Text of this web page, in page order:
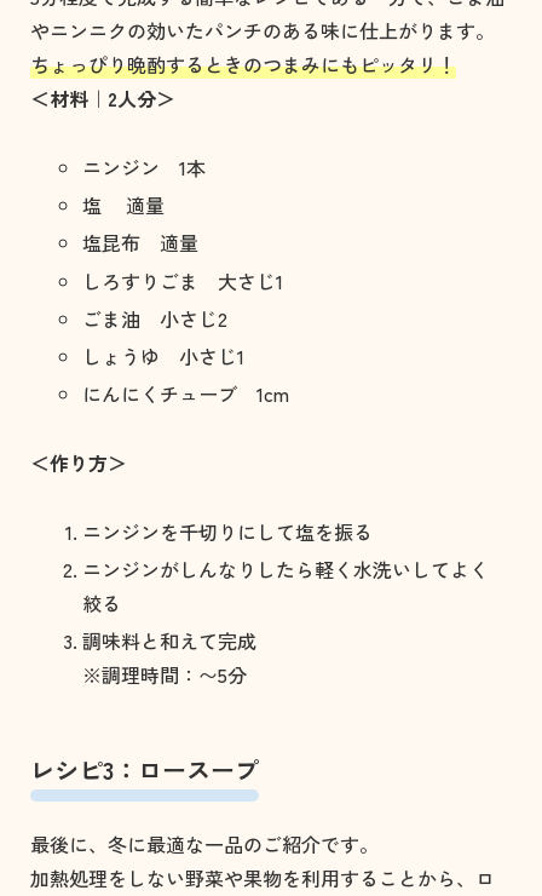
やニンニクの効いたパンチのある味に仕上がります。
ちょっぴり晩酌するときのつまみにもピッタリ！
＜材料｜2人分＞
ニンジン 1本
塩 適量
塩昆布 適量
しろすりごま 大さじ1
ごま油 小さじ2
しょうゆ 小さじ1
にんにくチューブ 1cm
＜作り方＞
ニンジンを千切りにして塩を振る
ニンジンがしんなりしたら軽く水洗いしてよく
絞る
調味料と和えて完成
※調理時間：〜5分
レシピ3：ロースープ
最後に、冬に最適な一品のご紹介です。
加熱処理をしない野菜や果物を利用することから、ロ